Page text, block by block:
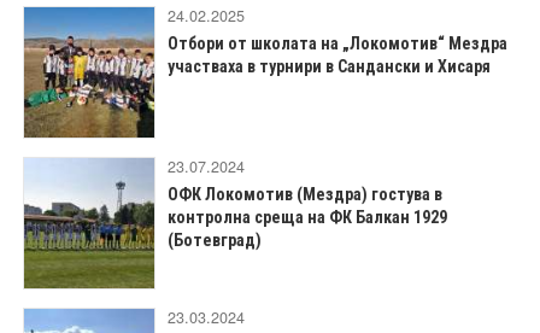
24.02.2025
Отбори от школата на „Локомотив“ Мездра
участваха в турнири в Сандански и Хисаря
23.07.2024
ОФК Локомотив (Мездра) гостува в
контролна среща на ФК Балкан 1929
(Ботевград)
23.03.2024